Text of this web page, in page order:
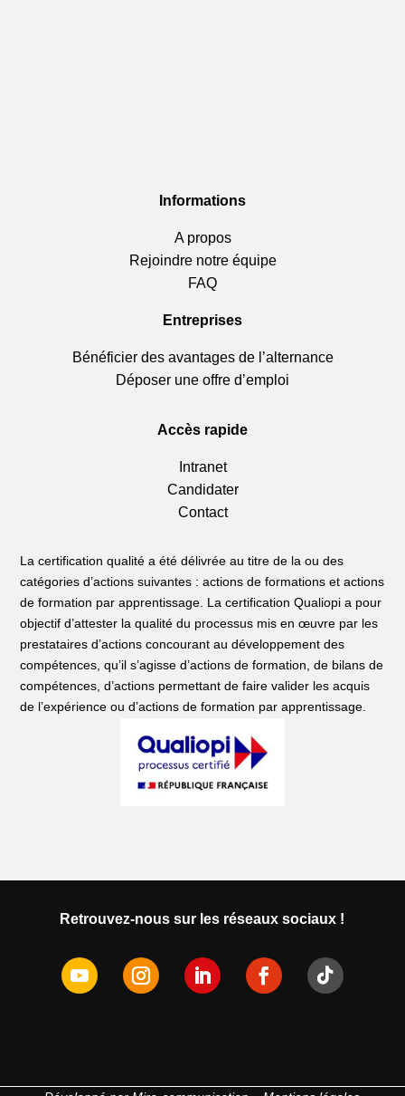
Informations
A propos
Rejoindre notre équipe
FAQ
Entreprises
Bénéficier des avantages de l’alternance
Déposer une offre d’emploi
Accès rapide
Intranet
Candidater
Contact
La certification qualité a été délivrée au titre de la ou des
catégories d’actions suivantes : actions de formations et actions
de formation par apprentissage. La certification Qualiopi a pour
objectif d’attester la qualité du processus mis en œuvre par les
prestataires d’actions concourant au développement des
compétences, qu’il s’agisse d’actions de formation, de bilans de
compétences, d’actions permettant de faire valider les acquis
de l’expérience ou d’actions de formation par apprentissage.
Retrouvez-nous sur les réseaux sociaux !